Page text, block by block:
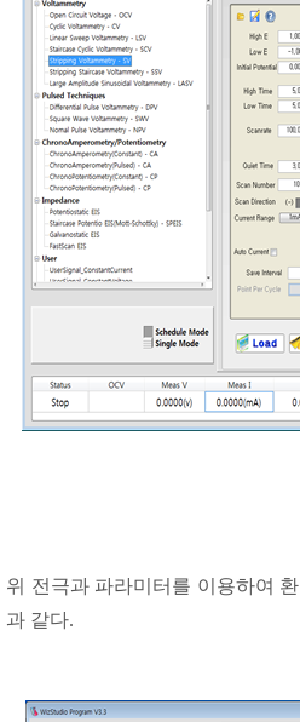
위 전극과 파라미터를 이용하여
과 같다.